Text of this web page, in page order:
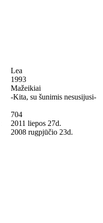
Lea
1993
Mažeikiai
-Kita, su šunimis nesusijusi-
704
2011 liepos 27d.
2008 rugpjūčio 23d.